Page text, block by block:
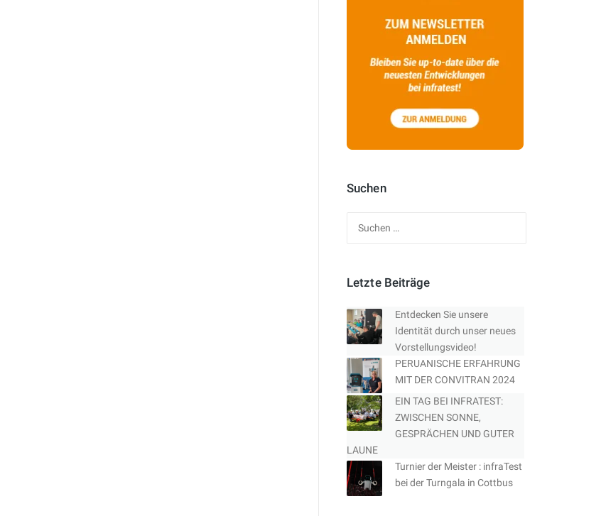
Suchen
Letzte Beiträge
Entdecken Sie unsere
Identität durch unser neues
Vorstellungsvideo!
PERUANISCHE ERFAHRUNG
MIT DER CONVITRAN 2024
EIN TAG BEI INFRATEST:
ZWISCHEN SONNE,
GESPRÄCHEN UND GUTER
LAUNE
Turnier der Meister : infraTest
bei der Turngala in Cottbus